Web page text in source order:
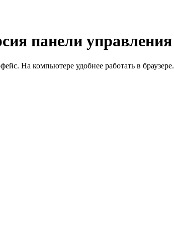
панели управления
На компьютере удобнее работать в браузере.